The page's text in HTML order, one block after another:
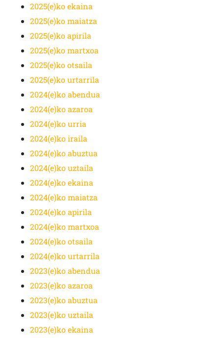
2025(e)ko ekaina
2025(e)ko maiatza
2025(e)ko apirila
2025(e)ko martxoa
2025(e)ko otsaila
2025(e)ko urtarrila
2024(e)ko abendua
2024(e)ko azaroa
2024(e)ko urria
2024(e)ko iraila
2024(e)ko abuztua
2024(e)ko uztaila
2024(e)ko ekaina
2024(e)ko maiatza
2024(e)ko apirila
2024(e)ko martxoa
2024(e)ko otsaila
2024(e)ko urtarrila
2023(e)ko abendua
2023(e)ko azaroa
2023(e)ko abuztua
2023(e)ko uztaila
2023(e)ko ekaina